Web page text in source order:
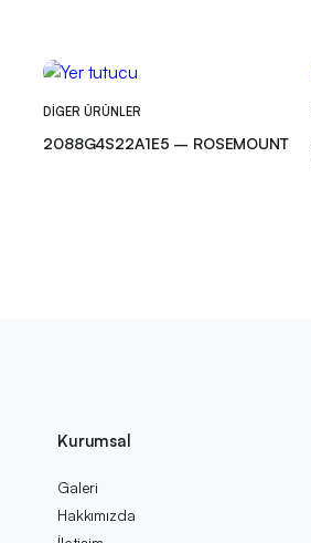
DIGER ÜRÜNLER
2088G4S22A1E5 – ROSEMOUNT
Kurumsal
Galeri
Hakkımızda